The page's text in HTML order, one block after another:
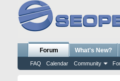
Forum
FAQ Calendar Community
What's New?